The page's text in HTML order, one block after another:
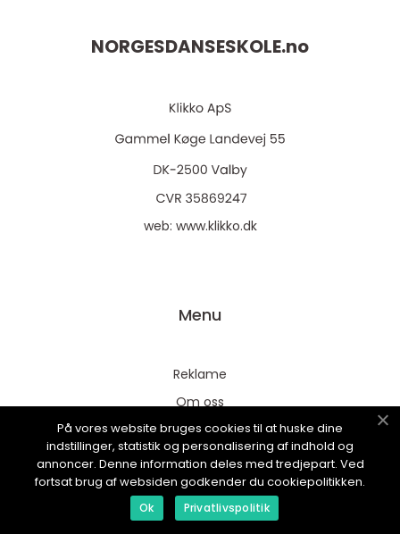
NORGESDANSESKOLE.no
web: www.klikko.dk
Menu
Reklame
Om oss
Cookies
Kontakt Oss
Sitemap
På vores website bruges cookies til at huske dine
indstillinger, statistik og personalisering af indhold og
annoncer. Denne information deles med tredjepart. Ved
fortsat brug af websiden godkender du cookiepolitikken.
Ok Privatlivspolitik